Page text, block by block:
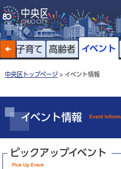
子育て 高齢者 イベント
中央区トップページ > イベント情報
イベント情報
ピックアップイベント